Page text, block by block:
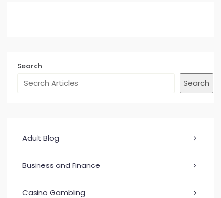
Search
Search
Adult Blog
Business and Finance
Casino Gambling